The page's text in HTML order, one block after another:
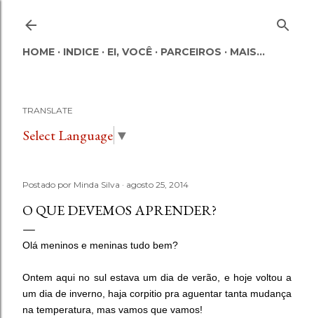
HOME INDICE EI, VOCÊ PARCEIROS MAIS…
TRANSLATE
Select Language ▼
Postado por Minda Silva agosto 25, 2014
O QUE DEVEMOS APRENDER?
Olá meninos e meninas tudo bem?
Ontem aqui no sul estava um dia de verão, e hoje voltou a
um dia de inverno, haja corpitio pra aguentar tanta mudança
na temperatura, mas vamos que vamos!